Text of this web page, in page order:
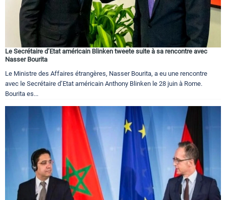
Le Secrétaire d’Etat américain Blinken tweete suite à sa rencontre avec
Nasser Bourita
Le Ministre des Affaires étrangères, Nasser Bourita, a eu une rencontre
avec le Secrétaire d’Etat américain Anthony Blinken le 28 juin à Rome.
Bourita es...